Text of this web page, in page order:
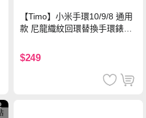
【Timo】小米手環10/9/8 通用
款 尼龍織紋回環替換手環錶帶-
$249